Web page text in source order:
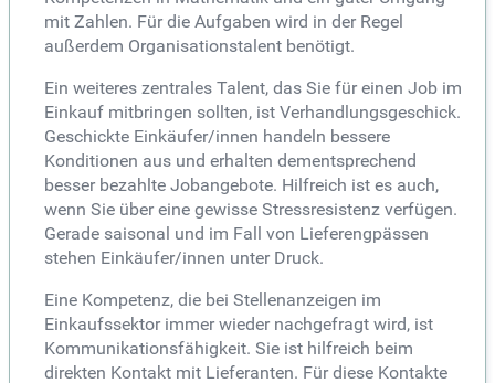
mit Zahlen. Für die Aufgaben wird in der Regel
außerdem Organisationstalent benötigt.
Ein weiteres zentrales Talent, das Sie für einen Job im
Einkauf mitbringen sollten, ist Verhandlungsgeschick.
Geschickte Einkäufer/innen handeln bessere
Konditionen aus und erhalten dementsprechend
besser bezahlte Jobangebote. Hilfreich ist es auch,
wenn Sie über eine gewisse Stressresistenz verfügen.
Gerade saisonal und im Fall von Lieferengpässen
stehen Einkäufer/innen unter Druck.
Eine Kompetenz, die bei Stellenanzeigen im
Einkaufssektor immer wieder nachgefragt wird, ist
Kommunikationsfähigkeit. Sie ist hilfreich beim
direkten Kontakt mit Lieferanten. Für diese Kontakte